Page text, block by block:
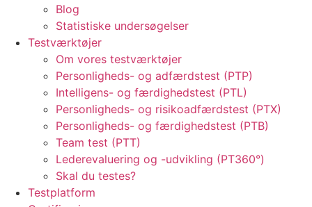
Blog
Statistiske undersøgelser
Testværktøjer
Om vores testværktøjer
Personligheds- og adfærdstest (PTP)
Intelligens- og færdighedstest (PTL)
Personligheds- og risikoadfærdstest (PTX)
Personligheds- og færdighedstest (PTB)
Team test (PTT)
Lederevaluering og -udvikling (PT360°)
Skal du testes?
Testplatform